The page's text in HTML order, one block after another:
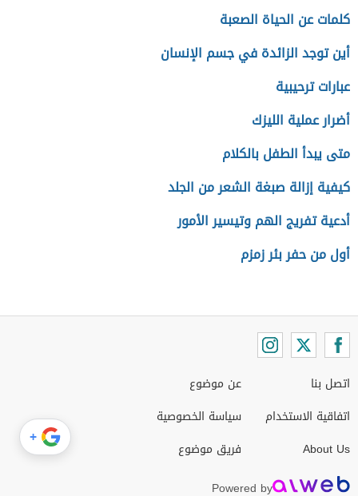
كلمات عن الحياة الصعبة
أين توجد الزائدة في جسم الإنسان
عبارات ترحيبية
أضرار عملية الليزك
متى يبدأ الطفل بالكلام
كيفية إزالة صبغة الشعر من الجلد
أدعية تفريج الهم وتيسير الأمور
أول من حفر بئر زمزم
اتصل بنا
اتفاقية الاستخدام
About Us
عن موضوع
سياسة الخصوصية
فريق موضوع
Powered by
+